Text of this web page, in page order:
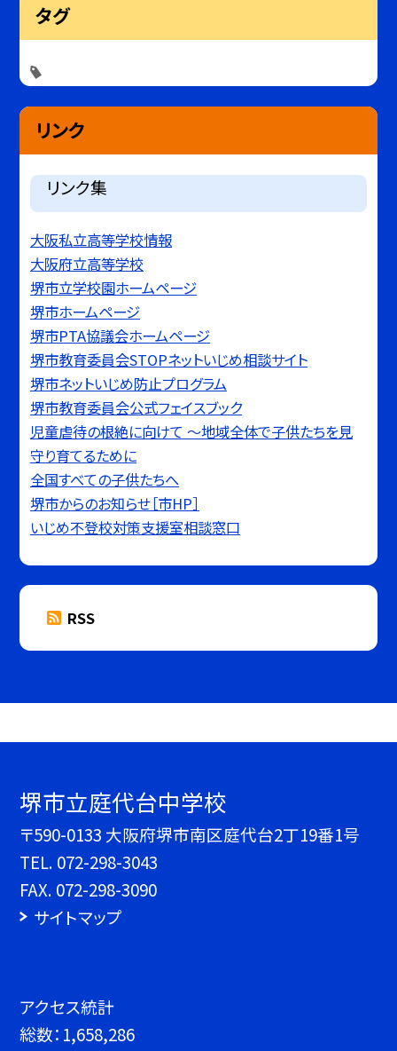
タグ
リンク
リンク集
大阪私立高等学校情報
大阪府立高等学校
堺市立学校園ホームページ
堺市ホームページ
堺市PTA協議会ホームページ
堺市教育委員会STOPネットいじめ相談サイト
堺市ネットいじめ防止プログラム
堺市教育委員会公式フェイスブック
児童虐待の根絶に向けて 〜地域全体で子供たちを見
守り育てるために
全国すべての子供たちへ
堺市からのお知らせ［市HP］
いじめ不登校対策支援室相談窓口
RSS
堺市立庭代台中学校
〒590-0133 大阪府堺市南区庭代台2丁19番1号
TEL. 072-298-3043
FAX. 072-298-3090
サイトマップ
アクセス統計
総数： 1,658,286